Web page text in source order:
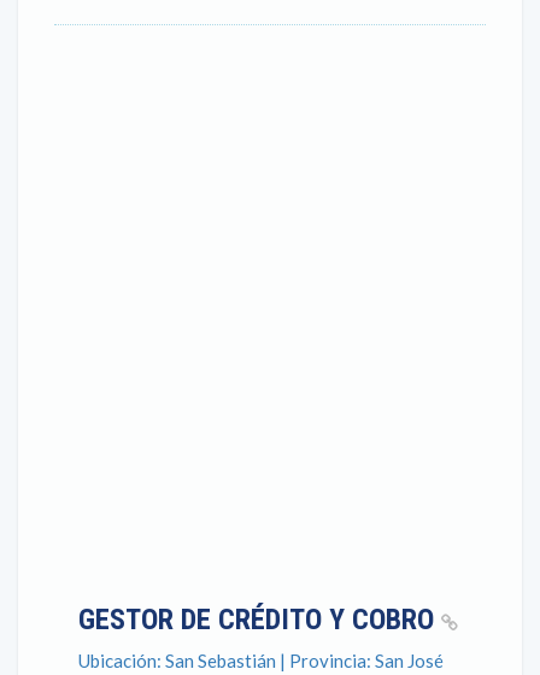
GESTOR DE CRÉDITO Y COBRO
Ubicación: San Sebastián | Provincia: San José